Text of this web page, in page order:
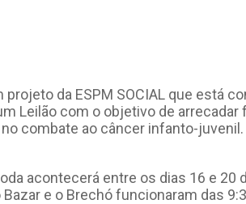
projeto da ESPM SOCIAL que está
Leilão com o objetivo de arrecadar
combate ao câncer infanto-juvenil.
acontecerá entre os dias 16 e 20
e o Brechó funcionaram das